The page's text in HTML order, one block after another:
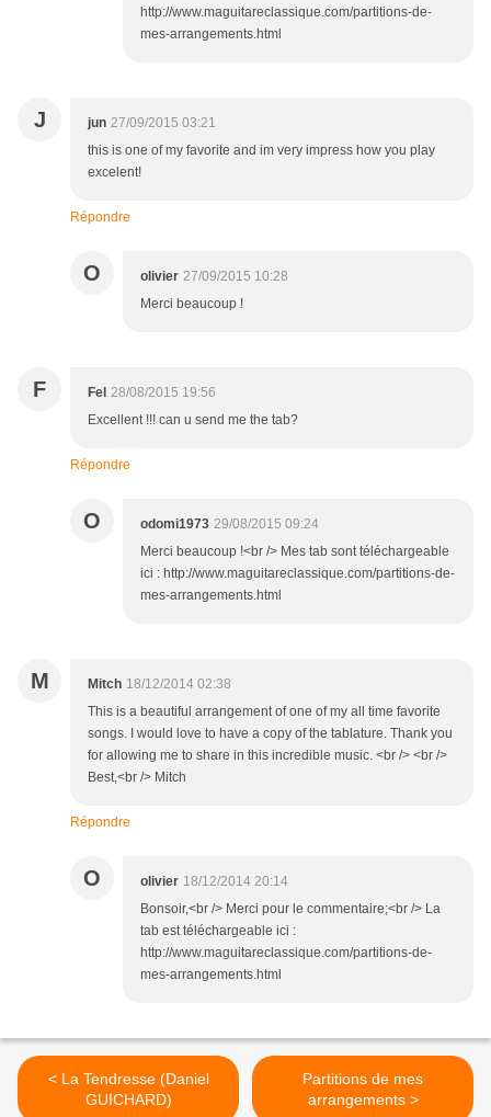
http://www.maguitareclassique.com/partitions-de-
mes-arrangements.html
J jun 27/09/2015 03:21
this is one of my favorite and im very impress how you play
excelent!
Répondre
O olivier 27/09/2015 10:28
Merci beaucoup !
F Fel 28/08/2015 19:56
Excellent !!! can u send me the tab?
Répondre
O odomi1973 29/08/2015 09:24
Merci beaucoup !<br /> Mes tab sont téléchargeable
ici : http://www.maguitareclassique.com/partitions-de-
mes-arrangements.html
M Mitch 18/12/2014 02:38
This is a beautiful arrangement of one of my all time favorite
songs. I would love to have a copy of the tablature. Thank you
for allowing me to share in this incredible music. <br /> <br />
Best,<br /> Mitch
Répondre
O olivier 18/12/2014 20:14
Bonsoir,<br /> Merci pour le commentaire;<br /> La
tab est téléchargeable ici :
http://www.maguitareclassique.com/partitions-de-
mes-arrangements.html
< La Tendresse (Daniel
GUICHARD)
Partitions de mes
arrangements >